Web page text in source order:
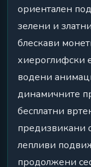
ориентален
зелени и
блескави
хиероглифски
водени
динамичните
бесплатни
предизвикани
лепливи
продолжени